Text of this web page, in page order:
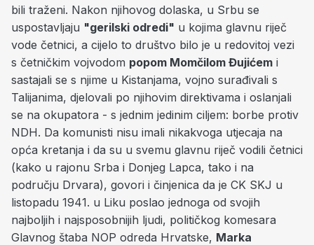
bili traženi. Nakon njihovog dolaska, u Srbu se
uspostavljaju "gerilski odredi" u kojima glavnu riječ
vode četnici, a cijelo to društvo bilo je u redovitoj vezi
s četničkim vojvodom popom Momčilom Đujićem i
sastajali se s njime u Kistanjama, vojno surađivali s
Talijanima, djelovali po njihovim direktivama i oslanjali
se na okupatora - s jednim jedinim ciljem: borbe protiv
NDH. Da komunisti nisu imali nikakvoga utjecaja na
opća kretanja i da su u svemu glavnu riječ vodili četnici
(kako u rajonu Srba i Donjeg Lapca, tako i na
području Drvara), govori i činjenica da je CK SKJ u
listopadu 1941. u Liku poslao jednoga od svojih
najboljih i najsposobnijih ljudi, političkog komesara
Glavnog štaba NOP odreda Hrvatske, Marka